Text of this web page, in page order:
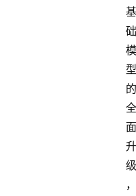
基
础
模
型
的
全
面
升
级
，